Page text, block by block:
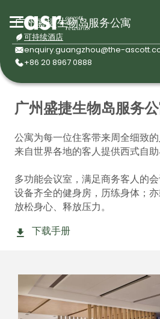
广州盛捷生物岛服务公寓
可持续酒店
enquiry.guangzhou@the-
+86 20 8967 0888
广州盛捷生物岛服务
公寓为每一位住客带来周全细致
来自世界各地的客人提供西式自助
多功能会议室，满足商务客人的
设备齐全的健身房，历练身体；
放松身心、释放压力。
下载手册